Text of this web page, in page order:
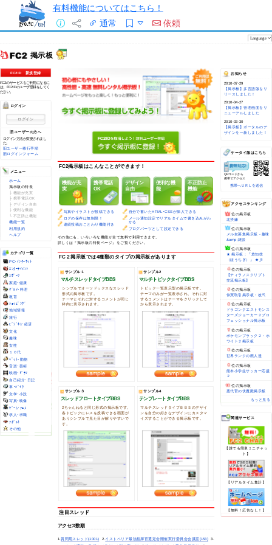
有料機能についてはこちら！
通常
依頼